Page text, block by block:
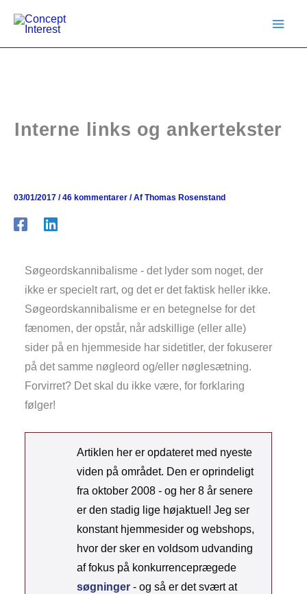
indholdet
Interne links og ankertekster
03/01/2017 /46 kommentarer / Af Thomas Rosenstand
Søgeordskannibalisme - det lyder som noget, der
ikke er specielt rart, og det er det faktisk heller ikke.
Søgeordskannibalisme er en betegnelse for det
fænomen, der opstår, når adskillige (eller alle)
sider på en hjemmeside har sidetitler, der fokuserer
på det samme nøgleord og/eller nøglesætning.
Forvirret? Det skal du ikke være, for forklaring
følger!
Artiklen her er opdateret med nyeste
viden på området. Den er oprindeligt
fra oktober 2008 - og her 8 år senere
er den stadig lige højaktuel! Jeg ser
konstant hjemmesider og webshops,
hvor der sker en voldsom udvanding
af fokus på konkurrenceprægede
søgninger - og så er det svært at